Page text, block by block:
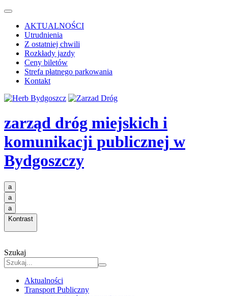
AKTUALNOŚCI
Utrudnienia
Z ostatniej chwili
Rozkłady jazdy
Ceny biletów
Strefa płatnego parkowania
Kontakt
zarząd dróg miejskich i
komunikacji publicznej w
Bydgoszczy
a
a
a
Kontrast
Szukaj
Aktualności
Transport Publiczny